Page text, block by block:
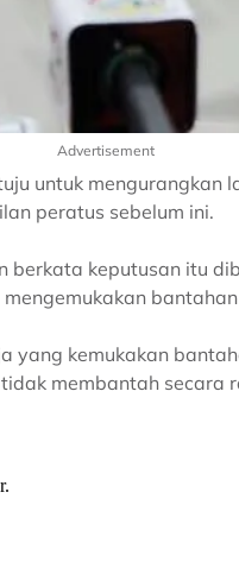
Advertisement
untuk mengurangkan
peratus sebelum ini.
berkata keputusan itu
yang kemukakan
membantah secara